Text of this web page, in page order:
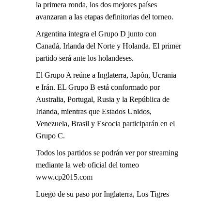
la primera ronda, los dos mejores países
avanzaran a las etapas definitorias del torneo.
Argentina integra el Grupo D junto con
Canadá, Irlanda del Norte y Holanda. El primer
partido será ante los holandeses.
El Grupo A reúne a Inglaterra, Japón, Ucrania
e Irán. EL Grupo B está conformado por
Australia, Portugal, Rusia y la República de
Irlanda, mientras que Estados Unidos,
Venezuela, Brasil y Escocia participarán en el
Grupo C.
Todos los partidos se podrán ver por streaming
mediante la web oficial del torneo
www.cp2015.com
Luego de su paso por Inglaterra, Los Tigres